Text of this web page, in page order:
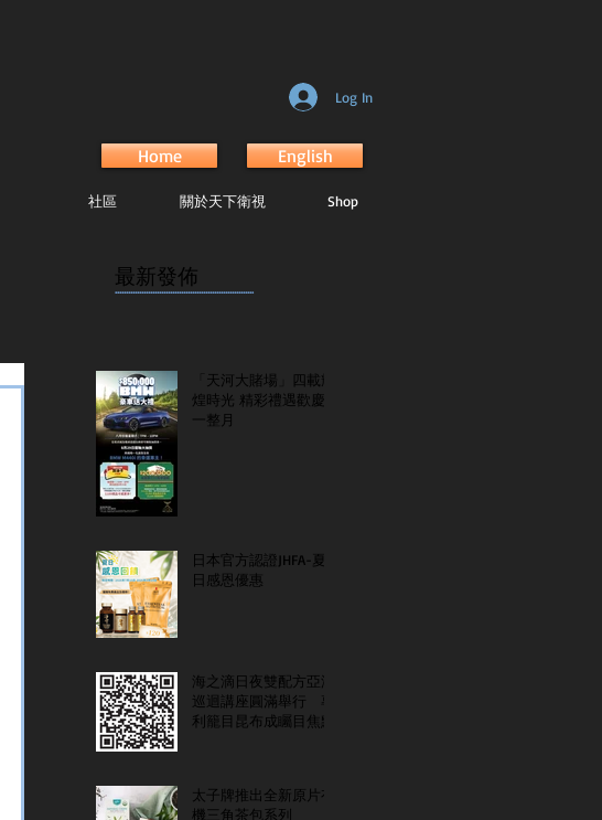
Log In
Home English
社區 關於天下衛視 Shop
最新發佈
...............................................................
「天河大賭場」四載輝
煌時光 精彩禮遇歡慶
一整月
日本官方認證JHFA-夏
日感恩優惠
海之滴日夜雙配方亞洲
巡迴講座圓滿舉行 專
利籠目昆布成矚目焦點
太子牌推出全新原片有
機三角茶包系列